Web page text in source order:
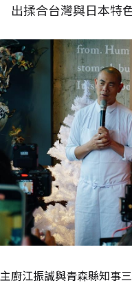
出揉合台灣與日本特
主廚江振誠與青森縣知事